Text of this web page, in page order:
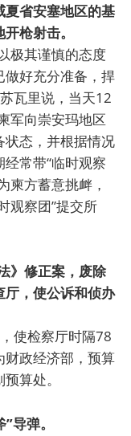
夏省安塞地区的基
枪射击。
极其谨慎的态度
做好充分准备，捍
瓦里说，当天12
军向崇安玛地区
状态，并根据情况
常带“临时观察
柬方蓄意挑衅，
观察团”提交所
》修正案，废除
厅，使公诉和侦办
使检察厅时隔78
财政经济部，预算
算处。
导弹。